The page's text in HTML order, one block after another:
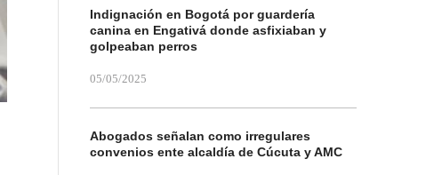
Indignación en Bogotá por guardería
canina en Engativá donde asfixiaban y
golpeaban perros
05/05/2025
Abogados señalan como irregulares
convenios ente alcaldía de Cúcuta y AMC